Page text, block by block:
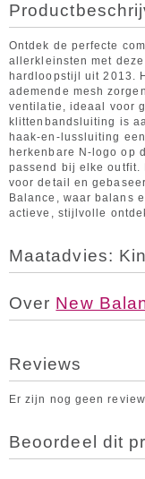
Ontdek de perfecte
allerkleinsten met
hardloopstijl uit 2013.
ademende mesh
ventilatie, ideaal voor
klittenbandsluiting is
haak-en-lussluiting
herkenbare N-logo op
passend bij elke outfit.
voor detail en
Balance, waar balans
actieve, stijlvolle
Maatadvies:
Over New
Reviews
Er zijn nog geen
Beoordeel dit